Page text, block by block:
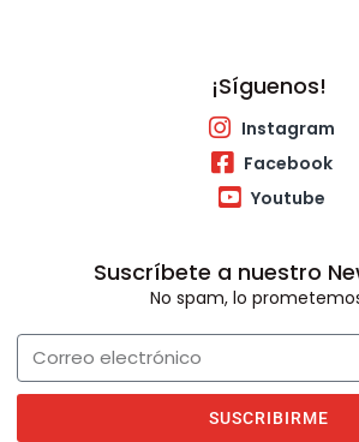
¡Síguenos!
Instagram
Facebook
Youtube
Suscríbete a nuestro
No spam, lo
SUSCRIBIRME